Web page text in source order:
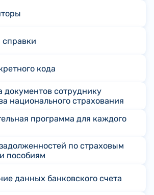
справки
кода
документов сотруднику
национального страхования
программа для каждого
по страховым
пособиям
данных банковского счета